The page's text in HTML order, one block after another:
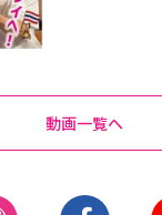
動画一覧へ